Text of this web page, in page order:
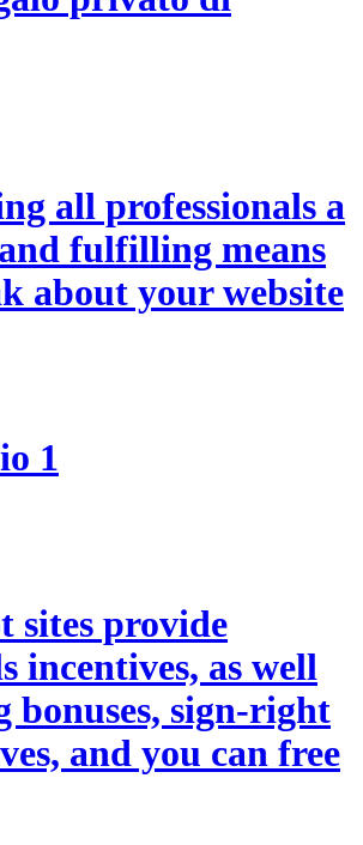
all professionals a
fulfilling means
about your website
1
sites provide
incentives, as well
bonuses, sign-right
and you can free